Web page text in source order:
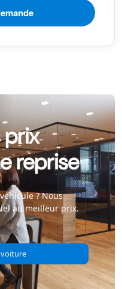
prix
reprise
? Nous
au meilleur prix.